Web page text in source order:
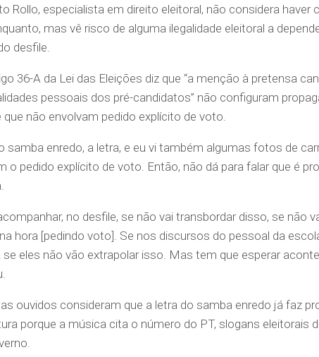
Rollo, especialista em direito eleitoral, não considera haver
mas vê risco de alguma ilegalidade eleitoral a
desfile.
36-A da Lei das Eleições diz que “a menção à pretensa
pessoais dos pré-candidatos” não configuram
que não envolvam pedido explícito de voto.
samba enredo, a letra, e eu vi também algumas fotos de
o pedido explícito de voto. Então, não dá para falar que é
no desfile, se não vai transbordar disso, se não
hora [pedindo voto]. Se nos discursos do pessoal da
se eles não vão extrapolar isso. Mas tem que esperar
ouvidos consideram que a letra do samba enredo já faz
porque a música cita o número do PT, slogans eleitorais